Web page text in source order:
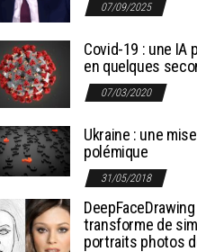
07/09/2025
Covid-19 : une IA
en quelques
07/03/2020
Ukraine : une
polémique
31/05/2018
transforme de
portraits photos